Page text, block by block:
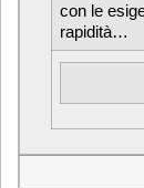
con le
rapidità…